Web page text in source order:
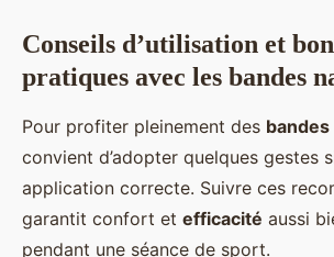
Conseils d’utilisation et
pratiques avec les bandes
Pour profiter pleinement des
convient d’adopter quelques gestes
application correcte. Suivre ces
garantit confort et efficacité aussi
pendant une séance de sport.